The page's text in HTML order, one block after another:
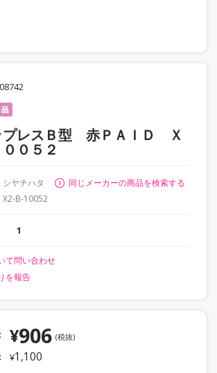
プレスＢ型 赤ＰＡＩＤ Ｘ
０５２
シヤチハタ
同じメーカーの商品を検索する
X2-B-10052
1
て問い合わせ
を報告
¥906 (税抜)
¥1,100